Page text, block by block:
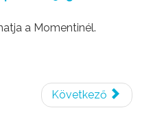
a Momentinél.
Következő